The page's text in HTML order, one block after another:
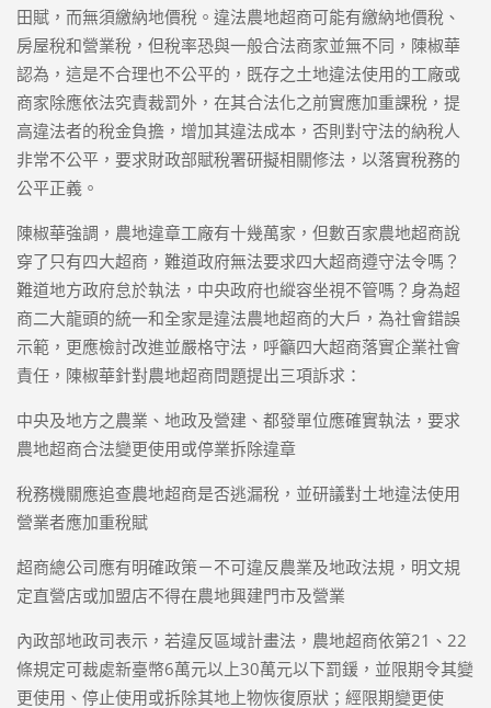
田賦，而無須繳納地價稅。違法農地超商可能有繳納地價稅、
房屋稅和營業稅，但稅率恐與一般合法商家並無不同，陳椒華
認為，這是不合理也不公平的，既存之土地違法使用的工廠或
商家除應依法究責裁罰外，在其合法化之前實應加重課稅，提
高違法者的稅金負擔，增加其違法成本，否則對守法的納稅人
非常不公平，要求財政部賦稅署研擬相關修法，以落實稅務的
公平正義。
陳椒華強調，農地違章工廠有十幾萬家，但數百家農地超商說
穿了只有四大超商，難道政府無法要求四大超商遵守法令嗎？
難道地方政府怠於執法，中央政府也縱容坐視不管嗎？身為超
商二大龍頭的統一和全家是違法農地超商的大戶，為社會錯誤
示範，更應檢討改進並嚴格守法，呼籲四大超商落實企業社會
責任，陳椒華針對農地超商問題提出三項訴求：
中央及地方之農業、地政及營建、都發單位應確實執法，要求
農地超商合法變更使用或停業拆除違章
稅務機關應追查農地超商是否逃漏稅，並研議對土地違法使用
營業者應加重稅賦
超商總公司應有明確政策－不可違反農業及地政法規，明文規
定直營店或加盟店不得在農地興建門市及營業
內政部地政司表示，若違反區域計畫法，農地超商依第21、22
條規定可裁處新臺幣6萬元以上30萬元以下罰鍰，並限期令其變
更使用、停止使用或拆除其地上物恢復原狀；經限期變更使